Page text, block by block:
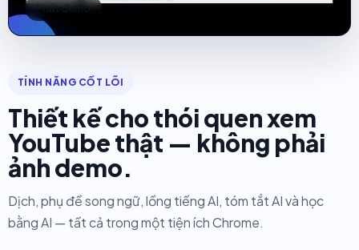
Phát demo
TÍNH NĂNG CỐT LÕI
Thiết kế cho thói quen xem
YouTube thật — không phải
ảnh demo.
Dịch, phụ đề song ngữ, lồng tiếng AI, tóm tắt AI và học
bằng AI — tất cả trong một tiện ích Chrome.